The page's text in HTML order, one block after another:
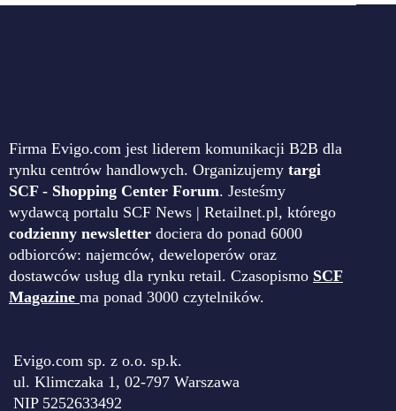
Firma Evigo.com jest liderem komunikacji B2B dla
rynku centrów handlowych. Organizujemy targi
SCF - Shopping Center Forum. Jesteśmy
wydawcą portalu SCF News | Retailnet.pl, którego
codzienny newsletter dociera do ponad 6000
odbiorców: najemców, deweloperów oraz
dostawców usług dla rynku retail. Czasopismo SCF
Magazine ma ponad 3000 czytelników.
Evigo.com sp. z o.o. sp.k.
ul. Klimczaka 1, 02-797 Warszawa
NIP 5252633492